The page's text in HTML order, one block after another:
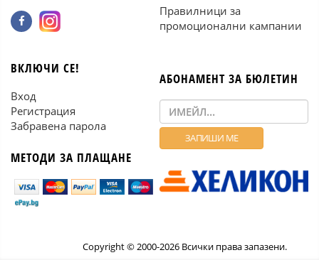
Правилници за
промоционални кампании
ВКЛЮЧИ СЕ!
Вход
Регистрация
Забравена парола
МЕТОДИ ЗА ПЛАЩАНЕ
АБОНАМЕНТ ЗА БЮЛЕТИН
Copyright © 2000-2026 Всички права запазени.